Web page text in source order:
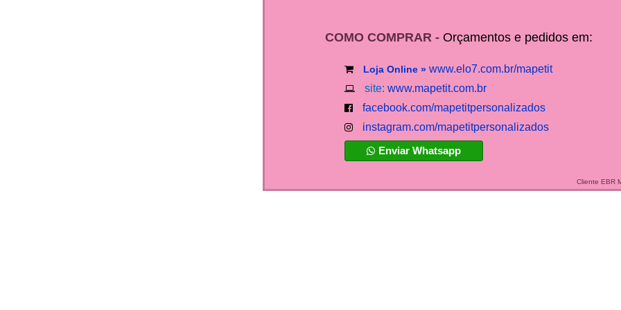
COMO COMPRAR - Orçamentos e pedidos em:
Loja Online » www.elo7.com.br/mapetit
site: www.mapetit.com.br
facebook.com/mapetitpersonalizados
instagram.com/mapetitpersonalizados
Enviar Whatsapp
Cliente EBR